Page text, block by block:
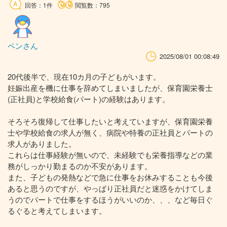
回答：1件 閲覧数：795
ペンさん
2025/08/01 00:08:49
20代後半で、現在10カ月の子どもがいます。
妊娠出産を機に仕事を辞めてしまいましたが、保育園栄養士
(正社員)と学校給食(パート)の経験はあります。
そろそろ復帰して仕事したいと考えていますが、保育園栄養
士や学校給食の求人が無く、病院や特養の正社員とパートの
求人がありました。
これらは仕事経験が無いので、未経験でも栄養指導などの業
務がしっかり勤まるのか不安があります。
また、子どもの発熱などで急に仕事をお休みすることも今後
あると思うのですが、やっぱり正社員だと迷惑をかけてしま
うのでパートで仕事をするほうがいいのか、、、など毎日ぐ
るぐると考えてしまいます。